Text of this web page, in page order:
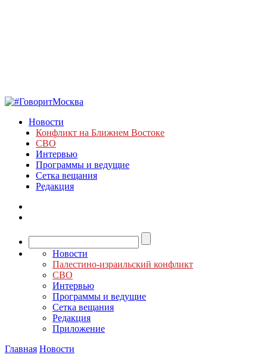
Новости
Конфликт на Ближнем Востоке
СВО
Интервью
Программы и ведущие
Сетка вещания
Редакция
Новости
Палестино-израильский конфликт
СВО
Интервью
Программы и ведущие
Сетка вещания
Редакция
Приложение
Главная Новости